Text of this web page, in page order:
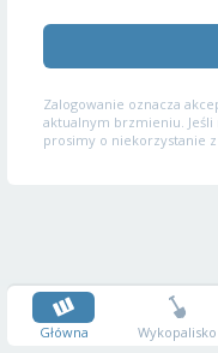
Zalogowanie oznacza
aktualnym brzmieniu. Jeśli
prosimy o niekorzystanie
Główna Wykopalisko